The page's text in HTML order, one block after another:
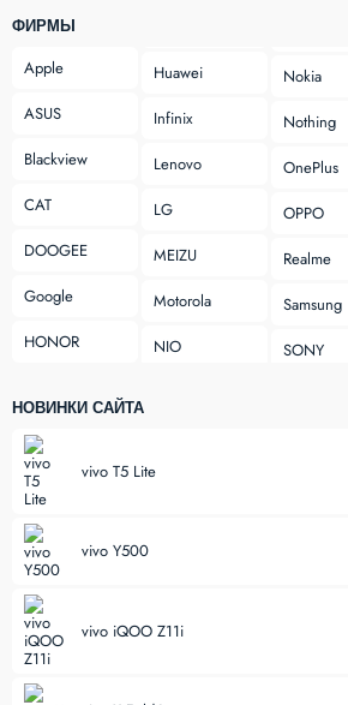
ФИРМЫ
Apple
ASUS
Blackview
CAT
DOOGEE
Google
HONOR
Huawei
Infinix
Lenovo
LG
MEIZU
Motorola
NIO
Nokia
Nothing
OnePlus
OPPO
Realme
Samsung
SONY
НОВИНКИ САЙТА
vivo T5 Lite
vivo Y500
vivo iQOO Z11i